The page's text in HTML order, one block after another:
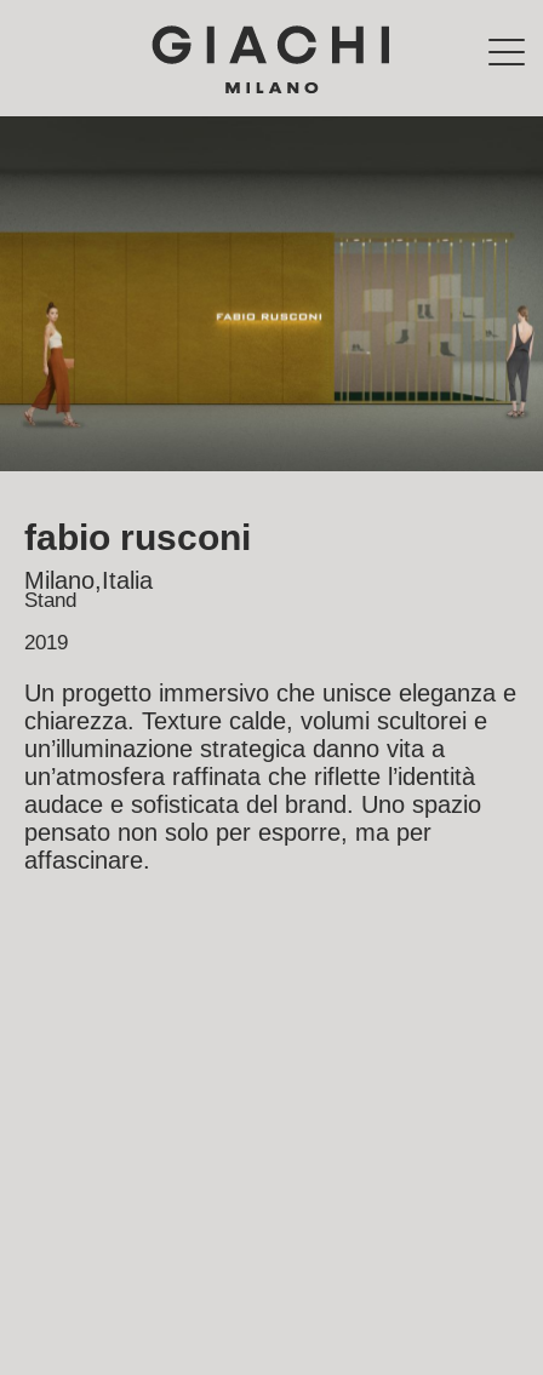
Skip to main content
fabio rusconi
Milano,Italia
Stand
2019
Un progetto immersivo che unisce eleganza e
chiarezza. Texture calde, volumi scultorei e
un’illuminazione strategica danno vita a
un’atmosfera raffinata che riflette l’identità
audace e sofisticata del brand. Uno spazio
pensato non solo per esporre, ma per
affascinare.